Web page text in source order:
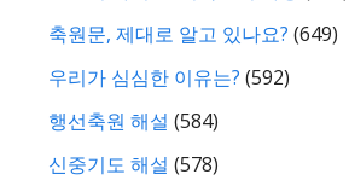
축원문, 제대로 알고 있나요? (649)
우리가 심심한 이유는? (592)
행선축원 해설 (584)
신중기도 해설 (578)